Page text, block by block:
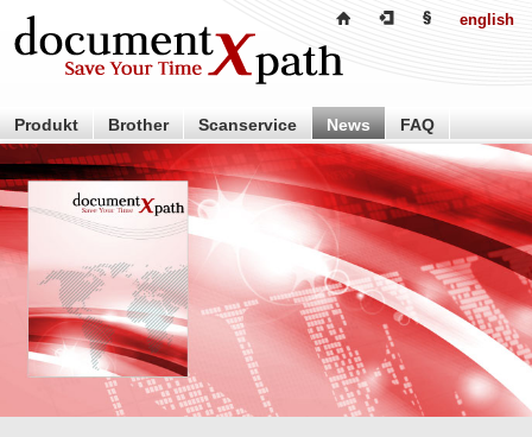
english
Produkt Brother Scanservice News
FAQ
Händler
Partner Über uns Kontakt